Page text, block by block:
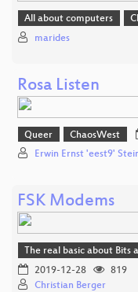
All about computers
marides
Rosa Listen
Queer ChaosWest
Erwin Ernst 'eest9'
FSK Modems
The real basic about Bits
2019-12-28
819
Christian Berger